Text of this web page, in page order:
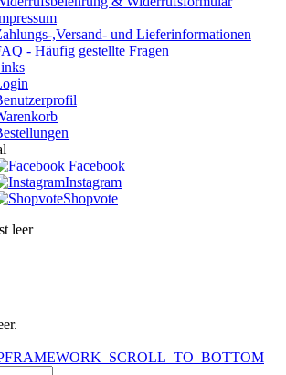
,Versand- und Lieferinformationen
- Häufig gestellte Fragen
Facebook
Instagram
Shopvote
leer